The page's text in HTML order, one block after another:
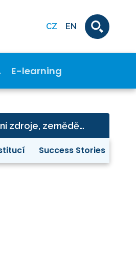
CZ EN
E-learning
Klastr 6 - potraviny, bioekonomika, přírodní zdroje, zemědělství a životní prostředí
Success Stories